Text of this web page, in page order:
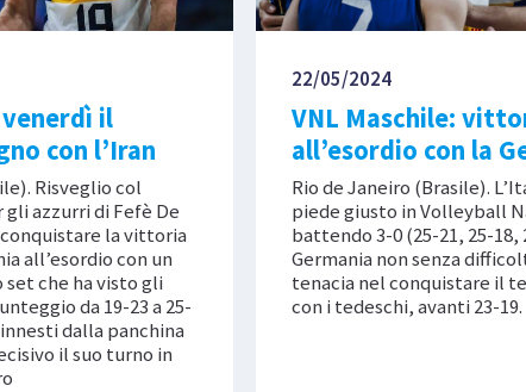
venerdì il
con l’Iran
Risveglio col
azzurri di Fefè De
la vittoria
all’esordio con un
che ha visto gli
da 19-23 a 25-
dalla panchina
il suo turno in
22/05/2024
VNL Maschile:
all’esordio con la
Rio de Janeiro (Brasile).
piede giusto in Volleyball
battendo 3-0 (25-21, 25-18,
Germania non senza
tenacia nel conquistare il
con i tedeschi, avanti 23-19.